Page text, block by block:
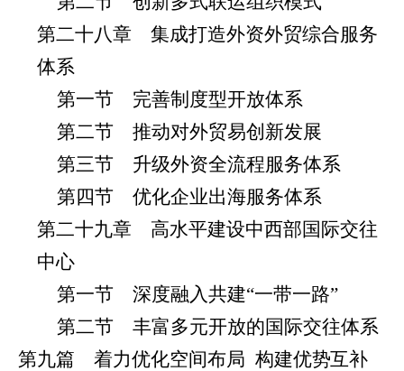
第二十八章 集成打造外资外贸综合服务
体系
第一节 完善制度型开放体系
第二节 推动对外贸易创新发展
第三节 升级外资全流程服务体系
第四节 优化企业出海服务体系
第二十九章 高水平建设中西部国际交往
中心
第一节 深度融入共建“一带一路”
第二节 丰富多元开放的国际交往体系
第九篇 着力优化空间布局 构建优势互补